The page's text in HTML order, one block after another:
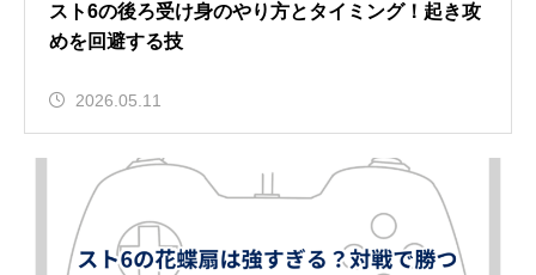
スト6の後ろ受け身のやり方とタイミング！起き攻
めを回避する技
2026.05.11